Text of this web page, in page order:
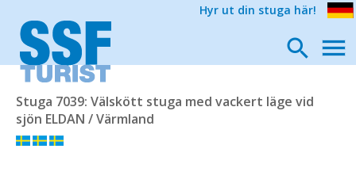
Hyr ut din stuga här!
Stuga 7039: Välskött stuga med vackert läge vid
sjön ELDAN / Värmland